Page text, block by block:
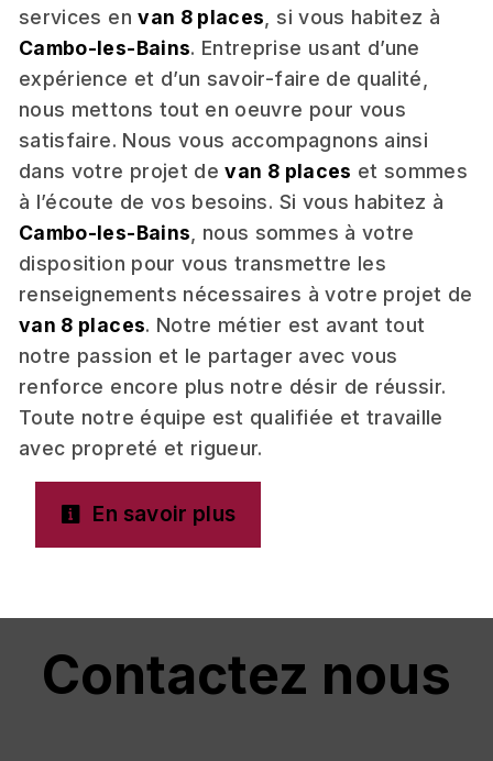
services envan 8 places , si vous habitez à
Cambo-les-Bains. Entreprise usant d’une
expérience et d’un savoir-faire de qualité,
nous mettons tout en oeuvre pour vous
satisfaire. Nous vous accompagnons ainsi
dans votre projet devan 8 places et sommes
à l’écoute de vos besoins. Si vous habitez à
Cambo-les-Bains , nous sommes à votre
disposition pour vous transmettre les
renseignements nécessaires à votre projet de
van 8 places. Notre métier est avant tout
notre passion et le partager avec vous
renforce encore plus notre désir de réussir.
Toute notre équipe est qualifiée et travaille
avec propreté et rigueur.
En savoir plus
Contactez nous